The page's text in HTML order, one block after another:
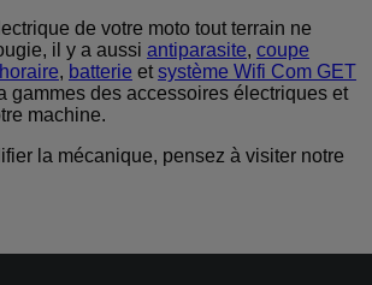
de votre moto tout terrain ne
il y a aussi antiparasite, coupe
, batterie et système Wifi Com GET
gammes des accessoires électriques et
machine.
la mécanique, pensez à visiter notre